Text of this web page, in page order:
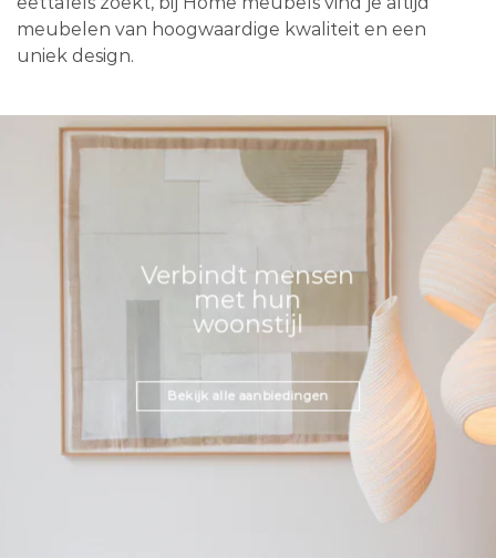
meubelen van hoogwaardige kwaliteit en een
uniek design.
Verbindt mensen
met hun
woonstijl
Bekijk alle aanbiedingen